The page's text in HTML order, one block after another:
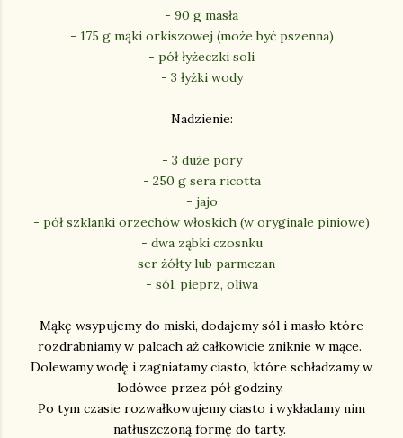
- 90 g masła
- 175 g mąki orkiszowej (może być pszenna)
- pół łyżeczki soli
- 3 łyżki wody
Nadzienie:
- 3 duże pory
- 250 g sera ricotta
- jajo
- pół szklanki orzechów włoskich (w oryginale piniowe)
- dwa ząbki czosnku
- ser żółty lub parmezan
- sól, pieprz, oliwa
Mąkę wsypujemy do miski, dodajemy sól i masło które
rozdrabniamy w palcach aż całkowicie zniknie w mące.
Dolewamy wodę i zagniatamy ciasto, które schładzamy w
lodówce przez pół godziny.
Po tym czasie rozwałkowujemy ciasto i wykładamy nim
natłuszczoną formę do tarty.